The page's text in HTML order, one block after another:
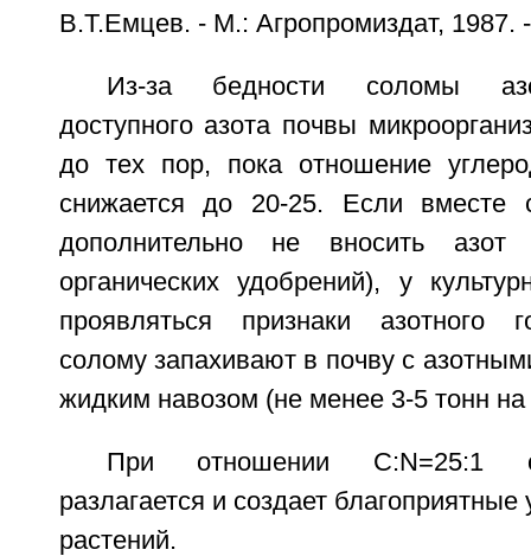
В.Т.Емцев. - М.: Агропромиздат, 1987.
Из-за бедности соломы
доступного азота почвы
до тех пор, пока отношение
снижается до 20-25. Если вместе
дополнительно не вносить азот
органических удобрений), у
проявляться признаки азотного
солому запахивают в почву с
жидким навозом (не менее 3-5 тонн
При отношении C:N=25:1
разлагается и создает
растений.